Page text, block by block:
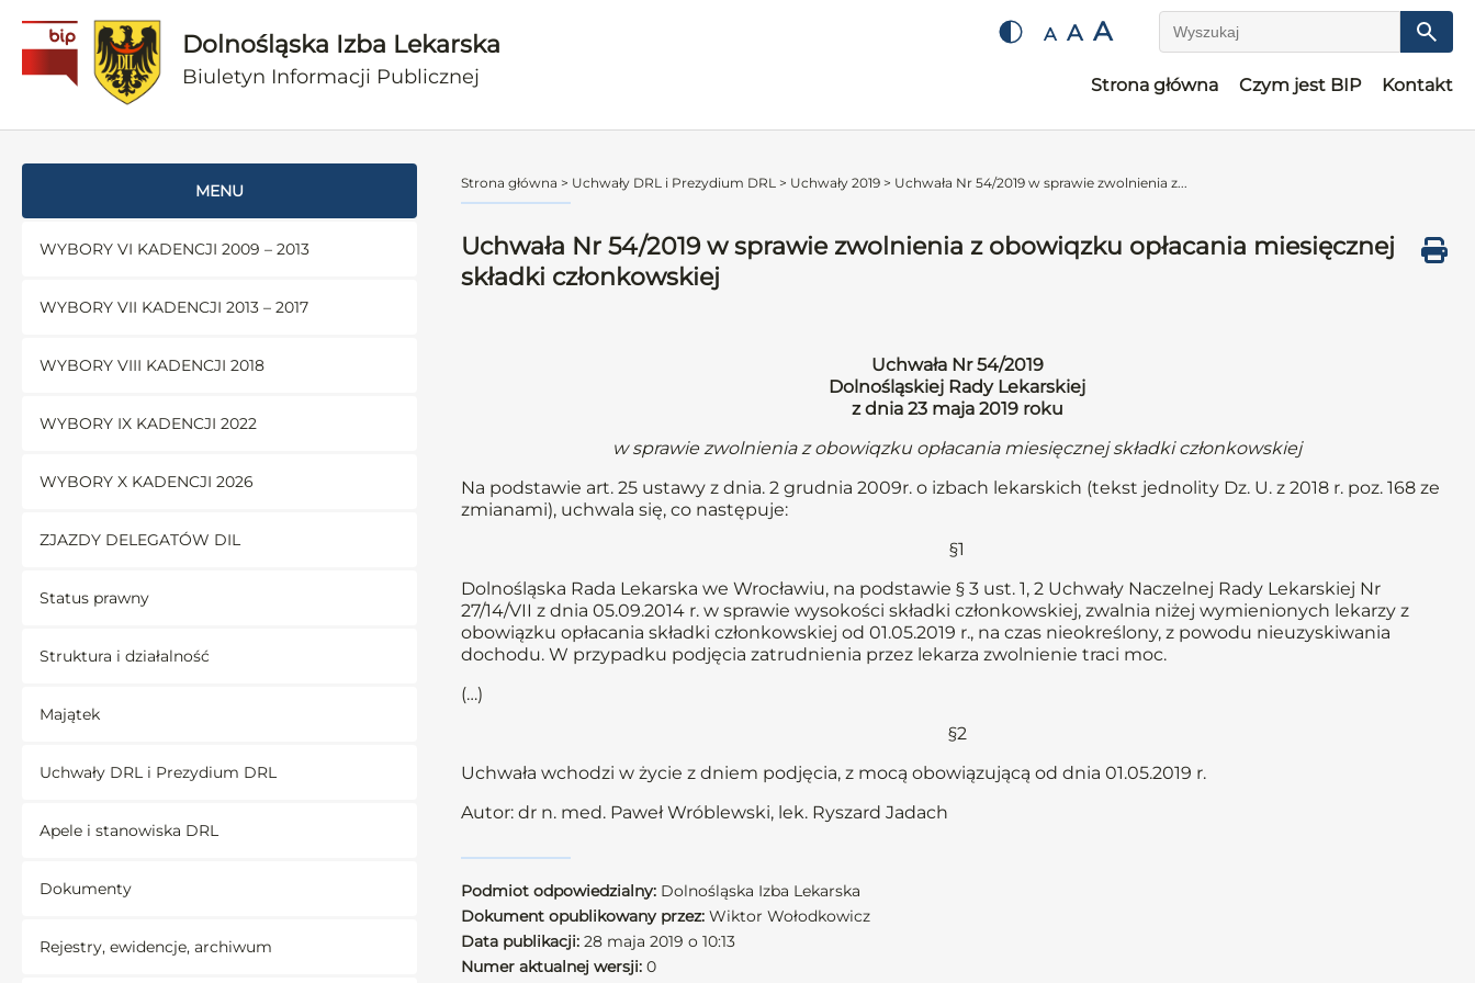
Dolnośląska Izba Lekarska
Biuletyn Informacji Publicznej
A A A Wyszukaj
Strona główna Czym jest BIP Kontakt
MENU
WYBORY VI KADENCJI 2009 – 2013
WYBORY VII KADENCJI 2013 – 2017
WYBORY VIII KADENCJI 2018
WYBORY IX KADENCJI 2022
WYBORY X KADENCJI 2026
ZJAZDY DELEGATÓW DIL
Status prawny
Struktura i działalność
Majątek
Uchwały DRL i Prezydium DRL
Apele i stanowiska DRL
Dokumenty
Rejestry, ewidencje, archiwum
Strona główna > Uchwały DRL i Prezydium DRL > Uchwały 2019 > Uchwała Nr 54/2019 w sprawie zwolnienia z...
Uchwała Nr 54/2019 w sprawie zwolnienia z obowiqzku opłacania miesięcznej
składki członkowskiej
Uchwała Nr 54/2019
Dolnośląskiej Rady Lekarskiej
z dnia 23 maja 2019 roku
w sprawie zwolnienia z obowiqzku opłacania miesięcznej składki członkowskiej
Na podstawie art. 25 ustawy z dnia. 2 grudnia 2009r. o izbach lekarskich (tekst jednolity Dz. U. z 2018 r. poz. 168 ze
zmianami), uchwala się, co następuje:
§1
Dolnośląska Rada Lekarska we Wrocławiu, na podstawie § 3 ust. 1, 2 Uchwały Naczelnej Rady Lekarskiej Nr
27/14/VII z dnia 05.09.2014 r. w sprawie wysokości składki członkowskiej, zwalnia niżej wymienionych lekarzy z
obowiązku opłacania składki członkowskiej od 01.05.2019 r., na czas nieokreślony, z powodu nieuzyskiwania
dochodu. W przypadku podjęcia zatrudnienia przez lekarza zwolnienie traci moc.
(…)
§2
Uchwała wchodzi w życie z dniem podjęcia, z mocą obowiązującą od dnia 01.05.2019 r.
Autor: dr n. med. Paweł Wróblewski, lek. Ryszard Jadach
Podmiot odpowiedzialny: Dolnośląska Izba Lekarska
Dokument opublikowany przez: Wiktor Wołodkowicz
Data publikacji: 28 maja 2019 o 10:13
Numer aktualnej wersji: 0